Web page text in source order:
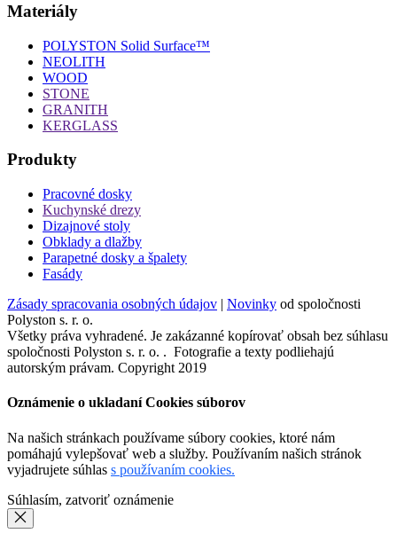
Materiály
POLYSTON Solid Surface™
NEOLITH
WOOD
STONE
GRANITH
KERGLASS
Produkty
Pracovné dosky
Kuchynské drezy
Dizajnové stoly
Obklady a dlažby
Parapetné dosky a špalety
Fasády
Zásady spracovania osobných údajov | Novinky od spoločnosti
Polyston s. r. o.
Všetky práva vyhradené. Je zakázanné kopírovať obsah bez súhlasu
spoločnosti Polyston s. r. o. . Fotografie a texty podliehajú
autorským právam. Copyright 2019
Oznámenie o ukladaní Cookies súborov
Na našich stránkach používame súbory cookies, ktoré nám
pomáhajú vylepšovať web a služby. Používaním našich stránok
vyjadrujete súhlas s používaním cookies.
Súhlasím, zatvoriť oznámenie